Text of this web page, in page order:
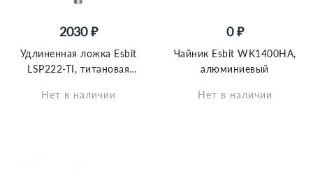
2030 ₽
Удлиненная ложка Esbit
LSP222-TI, титановая
Нет в наличии
0 ₽
Чайник Esbit WK1400HA,
алюминиевый
Нет в наличии